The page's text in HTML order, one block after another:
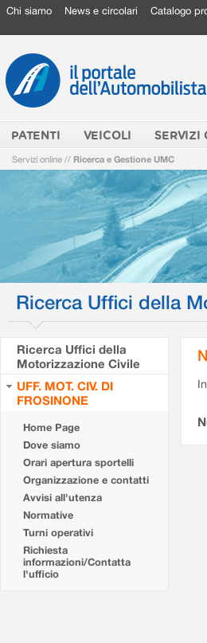
Chi siamo News e circolari Catalogo
PATENTI VEICOLI SERVIZI
Servizi online // Ricerca e Gestione UMC
Ricerca Uffici della
Ricerca Uffici della
Motorizzazione Civile
UFF. MOT. CIV. DI
FROSINONE
Home Page
Dove siamo
Orari apertura sportelli
Organizzazione e contatti
Avvisi all'utenza
Normative
Turni operativi
Richiesta
informazioni/Contatta
l'ufficio